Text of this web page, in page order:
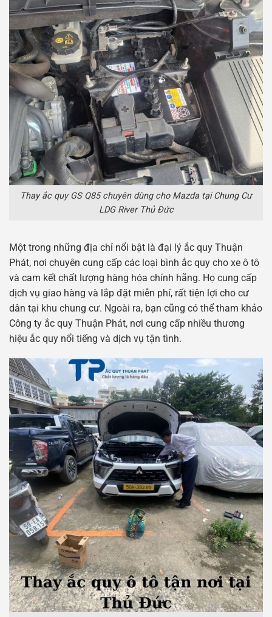
Thay ắc quy GS Q85 chuyên dùng cho Mazda tại Chung Cư
LDG River Thủ Đức
Một trong những địa chỉ nổi bật là đại lý ắc quy Thuận
Phát, nơi chuyên cung cấp các loại bình ắc quy cho xe ô tô
và cam kết chất lượng hàng hóa chính hãng. Họ cung cấp
dịch vụ giao hàng và lắp đặt miễn phí, rất tiện lợi cho cư
dân tại khu chung cư. Ngoài ra, bạn cũng có thể tham khảo
Công ty ắc quy Thuận Phát, nơi cung cấp nhiều thương
hiệu ắc quy nổi tiếng và dịch vụ tận tình.